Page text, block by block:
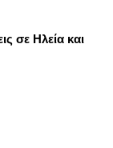
σε Ηλεία και